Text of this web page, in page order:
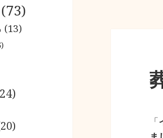
(73)
(13)
「